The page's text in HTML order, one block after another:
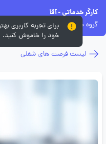
کارگر خدماتی - آقا
گروه صنعتی زر
لیست فرصت های شغلی
خود را خاموش کنید.